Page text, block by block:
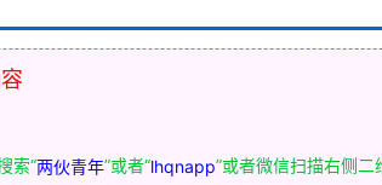
索“两伙青年”或者“lhqnapp”或者微信扫描右侧